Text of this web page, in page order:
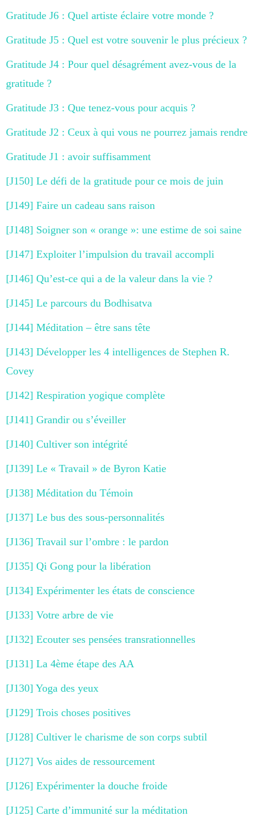
Gratitude J6 : Quel artiste éclaire votre monde ?
Gratitude J5 : Quel est votre souvenir le plus précieux ?
Gratitude J4 : Pour quel désagrément avez-vous de la
gratitude ?
Gratitude J3 : Que tenez-vous pour acquis ?
Gratitude J2 : Ceux à qui vous ne pourrez jamais rendre
Gratitude J1 : avoir suffisamment
[J150] Le défi de la gratitude pour ce mois de juin
[J149] Faire un cadeau sans raison
[J148] Soigner son « orange »: une estime de soi saine
[J147] Exploiter l’impulsion du travail accompli
[J146] Qu’est-ce qui a de la valeur dans la vie ?
[J145] Le parcours du Bodhisatva
[J144] Méditation – être sans tête
[J143] Développer les 4 intelligences de Stephen R.
Covey
[J142] Respiration yogique complète
[J141] Grandir ou s’éveiller
[J140] Cultiver son intégrité
[J139] Le « Travail » de Byron Katie
[J138] Méditation du Témoin
[J137] Le bus des sous-personnalités
[J136] Travail sur l’ombre : le pardon
[J135] Qi Gong pour la libération
[J134] Expérimenter les états de conscience
[J133] Votre arbre de vie
[J132] Ecouter ses pensées transrationnelles
[J131] La 4ème étape des AA
[J130] Yoga des yeux
[J129] Trois choses positives
[J128] Cultiver le charisme de son corps subtil
[J127] Vos aides de ressourcement
[J126] Expérimenter la douche froide
[J125] Carte d’immunité sur la méditation